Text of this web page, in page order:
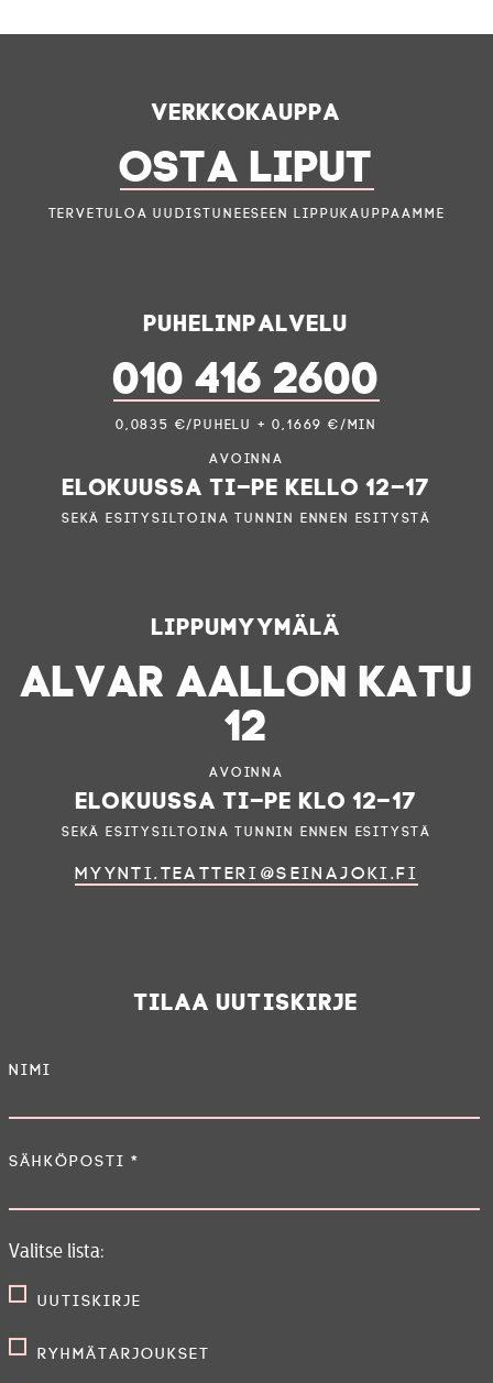
Verkkokauppa
OSTA LIPUT
Tervetuloa uudistuneeseen lippukauppaamme
Puhelinpalvelu
010 416 2600
0,0835 €/puhelu + 0,1669 €/min
Avoinna
elokuussa ti–pe kello 12–17
sekä esitysiltoina tunnin ennen esitystä
Lippumyymälä
ALVAR AALLON KATU
12
Avoinna
elokuussa ti–pe klo 12–17
sekä esitysiltoina tunnin ennen esitystä
myynti.teatteri@seinajoki.fi
Tilaa uutiskirje
Nimi
Sähköposti *
Valitse lista:
Uutiskirje
Ryhmätarjoukset